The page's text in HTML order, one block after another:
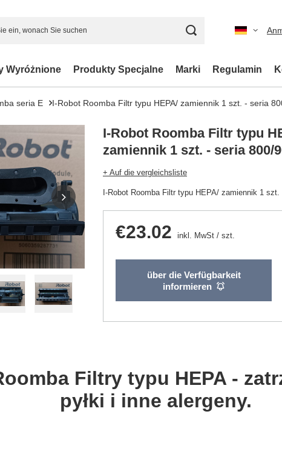
Wyróżnione Produkty Specjalne Marki Regulamin
seria E I-Robot Roomba Filtr typu HEPA/ zamiennik 1 szt. - seria
I-Robot Roomba Filtr typu
zamiennik 1 szt. - seria 800/
+ Auf die vergleichsliste
I-Robot Roomba Filtr typu HEPA/ zamiennik 1
€23.02 inkl. MwSt / szt.
über die Verfügbarkeit
informieren
Filtry typu HEPA -
pyłki i inne alergeny.